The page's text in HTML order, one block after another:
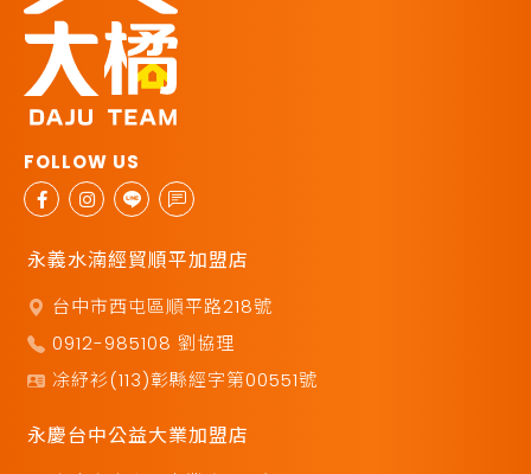
永義水湳經貿順平加盟店
台中市西屯區順平路218號
0912-985108 劉協理
凃紓衫(113)彰縣經字第00551號
永慶台中公益大業加盟店